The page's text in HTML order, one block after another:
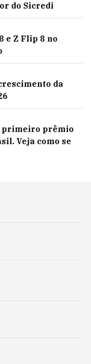
do Sicredi
e Z Flip 8 no
da
primeiro prêmio
Veja como se